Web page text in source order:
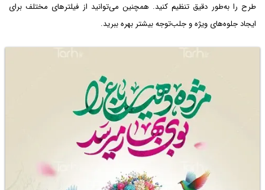
طرح را به‌طور دقیق تنظیم کنید. همچنین می‌توانید از فیلترهای مختلف برای
ایجاد جلوه‌های ویژه و جلب‌توجه بیشتر بهره ببرید.